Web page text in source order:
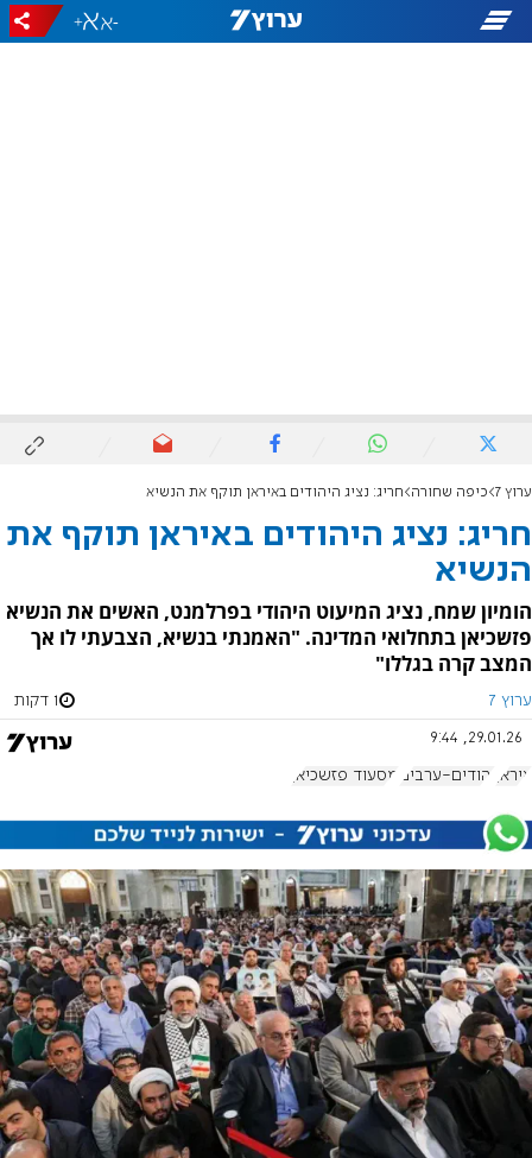
-
+
ערוץ 7 כיפה שחורה חריג: נציג היהודים באיראן תוקף את הנשיא
חריג: נציג היהודים באיראן תוקף את
הנשיא
הומיון שמח, נציג המיעוט היהודי בפרלמנט, האשים את הנשיא
פזשכיאן בתחלואי המדינה. "האמנתי בנשיא, הצבעתי לו אך
המצב קרה בגללו"
ערוץ 7 1 דקות
29.01.26, 9:44
איראן יהודים-ערבים מסעוד פזשכיאן